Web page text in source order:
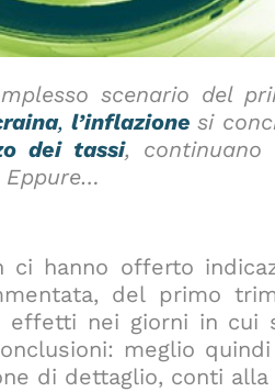
scenario del
,l’inflazionesi
dei tassi,
Eppure…
hanno offerto
del primo
effetti nei giorni in cui
meglio
di dettaglio, conti alla